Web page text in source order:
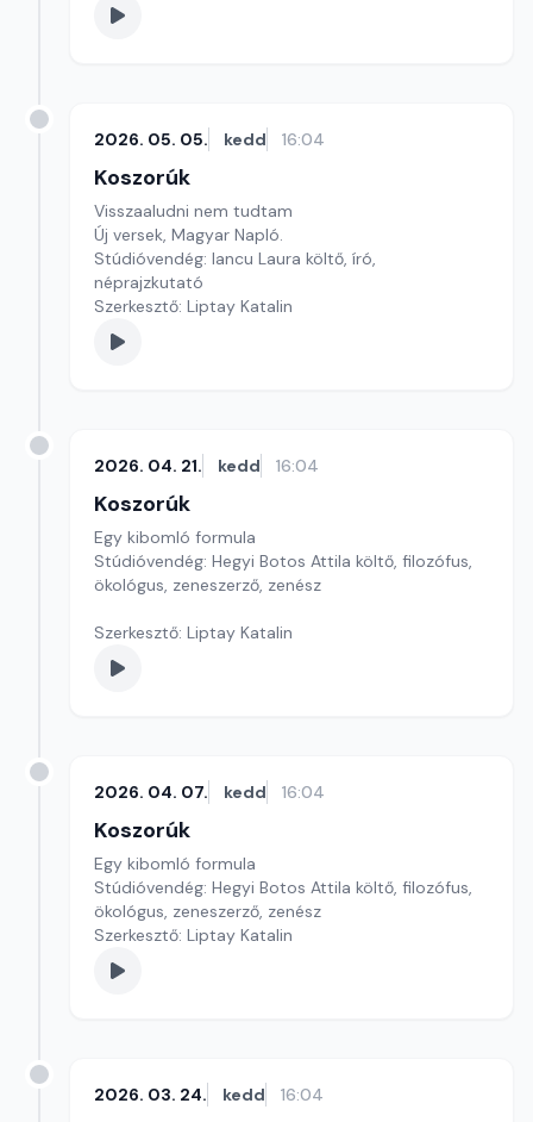
2026. 05. 05. kedd 16:04
Koszorúk
Visszaaludni nem tudtam
Új versek, Magyar Napló.
Stúdióvendég: Iancu Laura költő, író,
néprajzkutató
Szerkesztő: Liptay Katalin
2026. 04. 21. kedd 16:04
Koszorúk
Egy kibomló formula
Stúdióvendég: Hegyi Botos Attila költő, filozófus,
ökológus, zeneszerző, zenész
Szerkesztő: Liptay Katalin
2026. 04. 07. kedd 16:04
Koszorúk
Egy kibomló formula
Stúdióvendég: Hegyi Botos Attila költő, filozófus,
ökológus, zeneszerző, zenész
Szerkesztő: Liptay Katalin
2026. 03. 24. kedd 16:04